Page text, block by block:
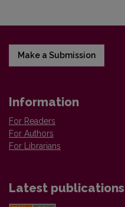
Make a Submission
Information
For Readers
For Authors
For Librarians
Latest publications